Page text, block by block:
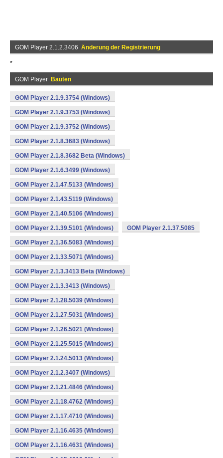
GOM Player 2.1.2.3406 Änderung der Registrierung
*
GOM Player Bauten
GOM Player 2.1.9.3754 (Windows)
GOM Player 2.1.9.3753 (Windows)
GOM Player 2.1.9.3752 (Windows)
GOM Player 2.1.8.3683 (Windows)
GOM Player 2.1.8.3682 Beta (Windows)
GOM Player 2.1.6.3499 (Windows)
GOM Player 2.1.47.5133 (Windows)
GOM Player 2.1.43.5119 (Windows)
GOM Player 2.1.40.5106 (Windows)
GOM Player 2.1.39.5101 (Windows) GOM Player 2.1.37.5085
GOM Player 2.1.36.5083 (Windows)
GOM Player 2.1.33.5071 (Windows)
GOM Player 2.1.3.3413 Beta (Windows)
GOM Player 2.1.3.3413 (Windows)
GOM Player 2.1.28.5039 (Windows)
GOM Player 2.1.27.5031 (Windows)
GOM Player 2.1.26.5021 (Windows)
GOM Player 2.1.25.5015 (Windows)
GOM Player 2.1.24.5013 (Windows)
GOM Player 2.1.2.3407 (Windows)
GOM Player 2.1.21.4846 (Windows)
GOM Player 2.1.18.4762 (Windows)
GOM Player 2.1.17.4710 (Windows)
GOM Player 2.1.16.4635 (Windows)
GOM Player 2.1.16.4631 (Windows)